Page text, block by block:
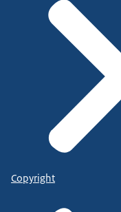
Copyright